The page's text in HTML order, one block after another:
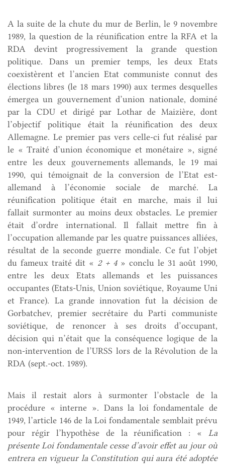
A la suite de la chute du mur de Berlin, le 9 novembre
1989, la question de la réunification entre la RFA et la
RDA devint progressivement la grande question
politique. Dans un premier temps, les deux Etats
coexistèrent et l’ancien Etat communiste connut des
élections libres (le 18 mars 1990) aux termes desquelles
émergea un gouvernement d’union nationale, dominé
par la CDU et dirigé par Lothar de Maizière, dont
l’objectif politique était la réunification des deux
Allemagne. Le premier pas vers celle-ci fut réalisé par
le « Traité d’union économique et monétaire », signé
entre les deux gouvernements allemands, le 19 mai
1990, qui témoignait de la conversion de l’Etat est-
allemand à l’économie sociale de marché. La
réunification politique était en marche, mais il lui
fallait surmonter au moins deux obstacles. Le premier
était d’ordre international. Il fallait mettre fin à
l’occupation allemande par les quatre puissances alliées,
résultat de la seconde guerre mondiale. Ce fut l’objet
du fameux traité dit « 2 + 4 » conclu le 31 août 1990,
entre les deux Etats allemands et les puissances
occupantes (Etats-Unis, Union soviétique, Royaume Uni
et France). La grande innovation fut la décision de
Gorbatchev, premier secrétaire du Parti communiste
soviétique, de renoncer à ses droits d’occupant,
décision qui n’était que la conséquence logique de la
non-intervention de l’URSS lors de la Révolution de la
RDA (sept.-oct. 1989).
Mais il restait alors à surmonter l’obstacle de la
procédure « interne ». Dans la loi fondamentale de
1949, l’article 146 de la Loi fondamentale semblait prévu
pour régir l’hypothèse de la réunification : « La
présente Loi fondamentale cesse d’avoir effet au jour où
entrera en vigueur la Constitution qui aura été adoptée